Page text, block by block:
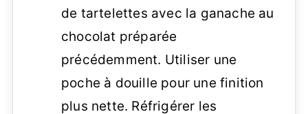
de tartelettes avec la ganache au
chocolat préparée
précédemment. Utiliser une
poche à douille pour une finition
plus nette. Réfrigérer les